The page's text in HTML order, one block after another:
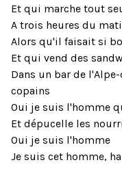
Et qui marche tout
A trois heures du
Alors qu'il faisait si
Et qui vend des
Dans un bar de
copains
Oui je suis l'homme
Et dépucelle les
Oui je suis l'homme
Je suis cet homme, ha